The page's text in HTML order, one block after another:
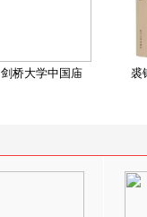
剑桥大学中国庙 裘